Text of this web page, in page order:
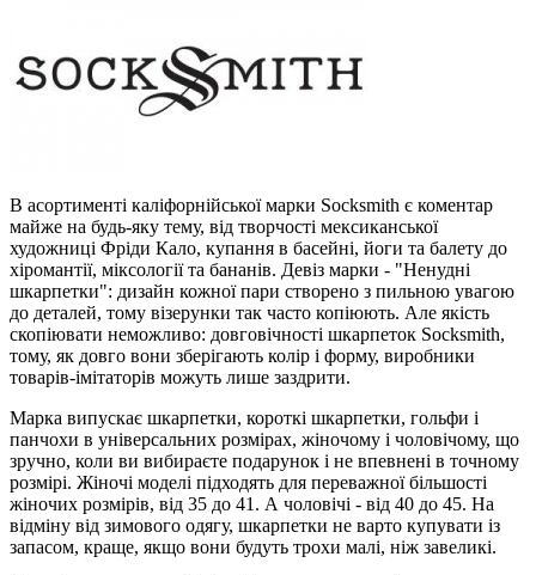
В асортименті каліфорнійської марки Socksmith є коментар
майже на будь-яку тему, від творчості мексиканської
художниці Фріди Кало, купання в басейні, йоги та балету до
хіромантії, міксології та бананів. Девіз марки - "Ненудні
шкарпетки": дизайн кожної пари створено з пильною увагою
до деталей, тому візерунки так часто копіюють. Але якість
скопіювати неможливо: довговічності шкарпеток Socksmith,
тому, як довго вони зберігають колір і форму, виробники
товарів-імітаторів можуть лише заздрити.
Марка випускає шкарпетки, короткі шкарпетки, гольфи і
панчохи в універсальних розмірах, жіночому і чоловічому, що
зручно, коли ви вибираєте подарунок і не впевнені в точному
розмірі. Жіночі моделі підходять для переважної більшості
жіночих розмірів, від 35 до 41. А чоловічі - від 40 до 45. На
відміну від зимового одягу, шкарпетки не варто купувати із
запасом, краще, якщо вони будуть трохи малі, ніж завеликі.